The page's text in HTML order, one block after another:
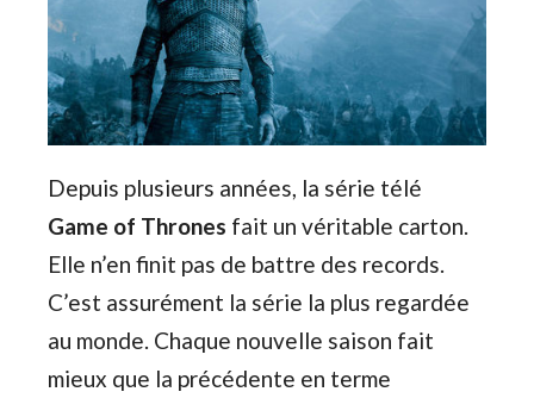
Depuis plusieurs années, la série télé
Game of Thrones fait un véritable carton.
Elle n’en finit pas de battre des records.
C’est assurément la série la plus regardée
au monde. Chaque nouvelle saison fait
mieux que la précédente en terme